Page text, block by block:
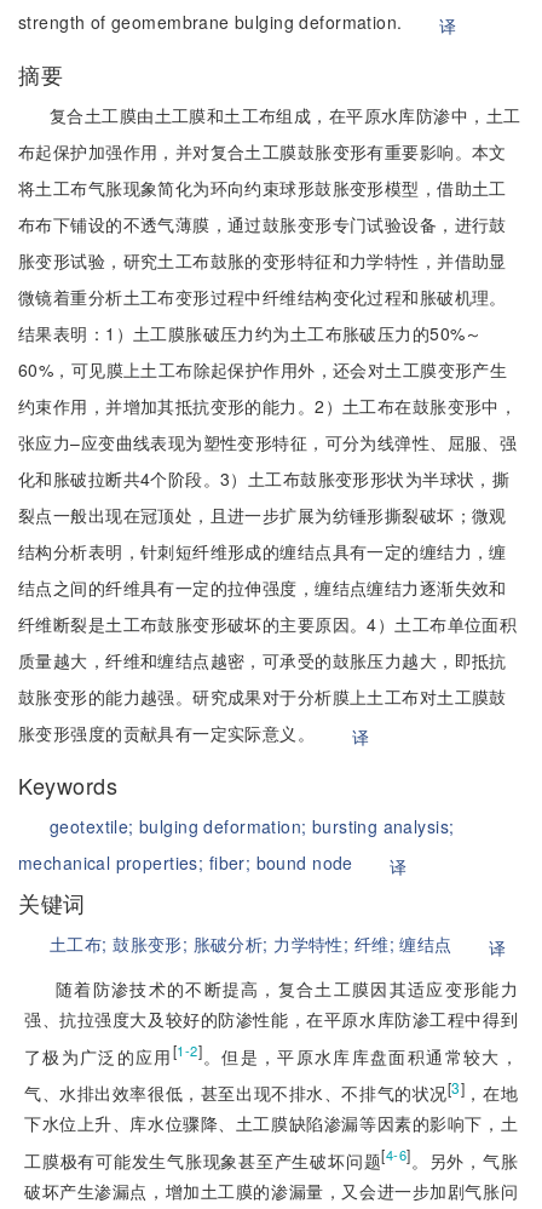
strength of geomembrane bulging deformation. 译
摘要
复合土工膜由土工膜和土工布组成，在平原水库防渗中，土工
布起保护加强作用，并对复合土工膜鼓胀变形有重要影响。本文
将土工布气胀现象简化为环向约束球形鼓胀变形模型，借助土工
布布下铺设的不透气薄膜，通过鼓胀变形专门试验设备，进行鼓
胀变形试验，研究土工布鼓胀的变形特征和力学特性，并借助显
微镜着重分析土工布变形过程中纤维结构变化过程和胀破机理。
结果表明：1）土工膜胀破压力约为土工布胀破压力的50%～
60%，可见膜上土工布除起保护作用外，还会对土工膜变形产生
约束作用，并增加其抵抗变形的能力。2）土工布在鼓胀变形中，
张应力–应变曲线表现为塑性变形特征，可分为线弹性、屈服、强
化和胀破拉断共4个阶段。3）土工布鼓胀变形形状为半球状，撕
裂点一般出现在冠顶处，且进一步扩展为纺锤形撕裂破坏；微观
结构分析表明，针刺短纤维形成的缠结点具有一定的缠结力，缠
结点之间的纤维具有一定的拉伸强度，缠结点缠结力逐渐失效和
纤维断裂是土工布鼓胀变形破坏的主要原因。4）土工布单位面积
质量越大，纤维和缠结点越密，可承受的鼓胀压力越大，即抵抗
鼓胀变形的能力越强。研究成果对于分析膜上土工布对土工膜鼓
胀变形强度的贡献具有一定实际意义。
译
Keywords
geotextile;bulging deformation; bursting analysis;
mechanical properties; fiber; bound node 译
关键词
土工布;鼓胀变形; 胀破分析; 力学特性; 纤维;缠结点
译
随着防渗技术的不断提高，复合土工膜因其适应变形能力
强、抗拉强度大及较好的防渗性能，在平原水库防渗工程中得到
了极为广泛的应用[1-2]。但是，平原水库库盘面积通常较大，
气、水排出效率很低，甚至出现不排水、不排气的状况[3] ，在地
下水位上升、库水位骤降、土工膜缺陷渗漏等因素的影响下，土
工膜极有可能发生气胀现象甚至产生破坏问题[4-6]。另外，气胀
破坏产生渗漏点，增加土工膜的渗漏量，又会进一步加剧气胀问